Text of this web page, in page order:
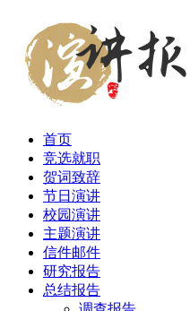
首页
竞选就职
贺词致辞
节日演讲
校园演讲
主题演讲
信件邮件
研究报告
总结报告